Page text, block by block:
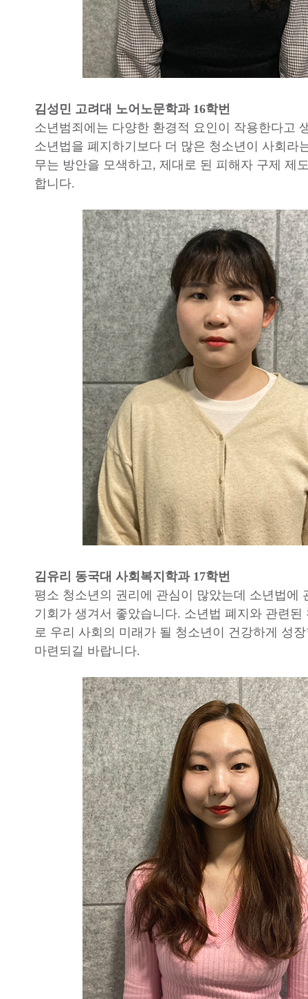
김성민 고려대 노어노문학과 16학번
소년범죄에는 다양한 환경적 요인이 작용한다고
소년법을 폐지하기보다 더 많은 청소년이 사회라
무는 방안을 모색하고, 제대로 된 피해자 구제 제
합니다.
김유리 동국대 사회복지학과 17학번
평소 청소년의 권리에 관심이 많았는데 소년법에
기회가 생겨서 좋았습니다. 소년법 폐지와 관련된
로 우리 사회의 미래가 될 청소년이 건강하게 성
마련되길 바랍니다.